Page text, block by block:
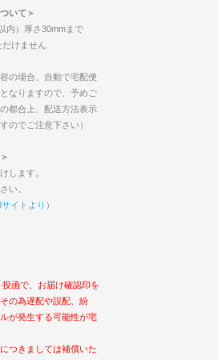
いて＞
内）厚さ30mmまで
けません
の場合、自動で宅配便
なりますので、予めご
都合上、配送方法表示
のでご注意下さい）
します。
い。
イトより）
投函で、お届け確認印を
の為遅配や誤配、紛
が発生する可能性が宅
つきましては補償いた